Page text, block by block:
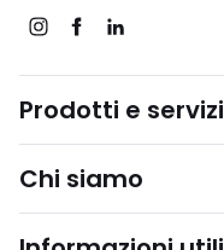
Prodotti e servizi
Chi siamo